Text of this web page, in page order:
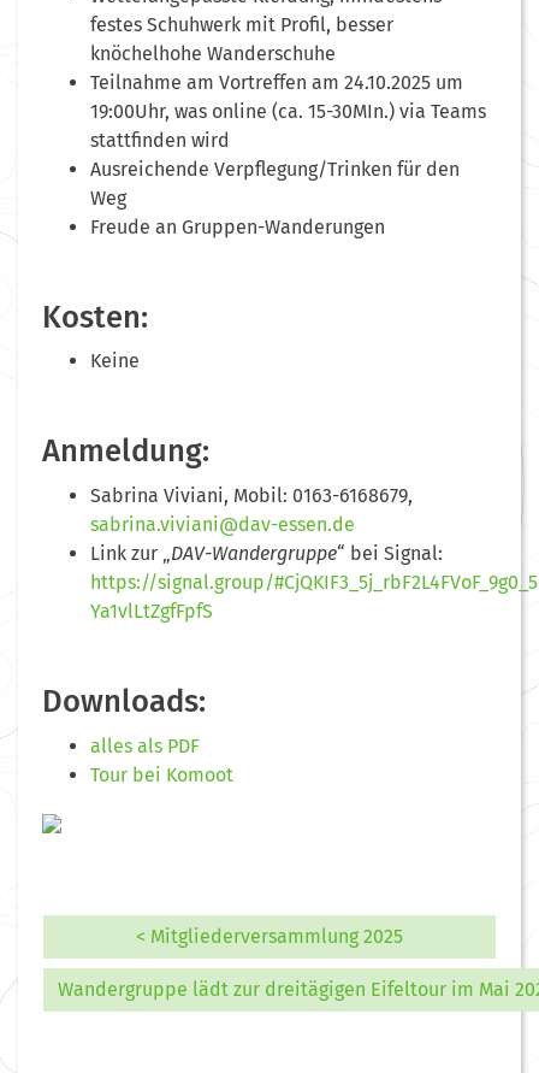
festes Schuhwerk mit Profil, besser
knöchelhohe Wanderschuhe
Teilnahme am Vortreffen am 24.10.2025 um
19:00Uhr, was online (ca. 15-30MIn.) via Teams
stattfinden wird
Ausreichende Verpflegung/Trinken für den
Weg
Freude an Gruppen-Wanderungen
Kosten:
Keine
Anmeldung:
Sabrina Viviani, Mobil: 0163-6168679,
sabrina.viviani@dav-essen.de
Link zur „DAV-Wandergruppe“ bei Signal:
https://signal.group/
Ya1vlLtZgfFpfS
Downloads:
alles als PDF
Tour bei Komoot
< Mitgliederversammlung 2025
Wandergruppe lädt zur dreitägigen Eifeltour im Mai